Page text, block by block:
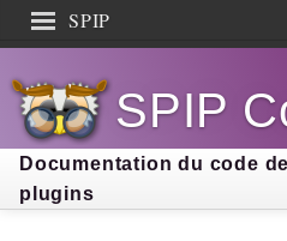
SPIP
Documentation
Contribution
Entraide
SPIP
Documentation du code
plugins
Search results